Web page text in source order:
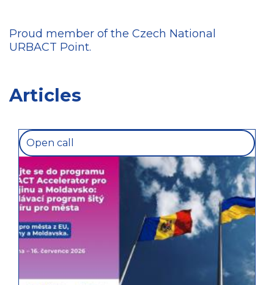
Proud member of the Czech National
URBACT Point.
Articles
Open call